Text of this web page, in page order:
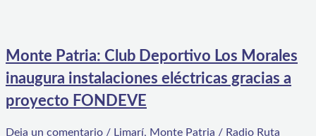
Monte Patria: Club Deportivo Los Morales
inaugura instalaciones eléctricas gracias a
proyecto FONDEVE
Deja un comentario / Limarí, Monte Patria / Radio Ruta